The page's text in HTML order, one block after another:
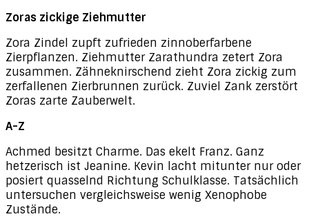
Zoras zickige Ziehmutter
Zora Zindel zupft zufrieden zinnoberfarbene
Zierpflanzen. Ziehmutter Zarathundra zetert Zora
zusammen. Zähneknirschend zieht Zora zickig zum
zerfallenen Zierbrunnen zurück. Zuviel Zank zerstört
Zoras zarte Zauberwelt.
A-Z
Achmed besitzt Charme. Das ekelt Franz. Ganz
hetzerisch ist Jeanine. Kevin lacht mitunter nur oder
posiert quasselnd Richtung Schulklasse. Tatsächlich
untersuchen vergleichsweise wenig Xenophobe
Zustände.